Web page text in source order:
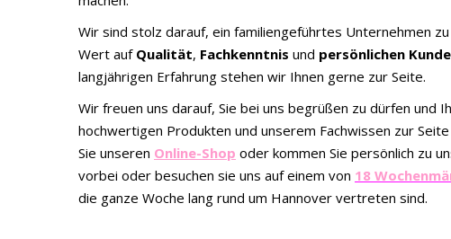
Wir sind stolz darauf, ein familiengeführtes Unternehmen
Wert auf Qualität, Fachkenntnis und persönlichen
langjährigen Erfahrung stehen wir Ihnen gerne zur Seite.
Wir freuen uns darauf, Sie bei uns begrüßen zu dürfen und
hochwertigen Produkten und unserem Fachwissen zur
Sie unseren Online-Shop oder kommen Sie persönlich zu
vorbei oder besuchen sie uns auf einem von 18
die ganze Woche lang rund um Hannover vertreten sind.